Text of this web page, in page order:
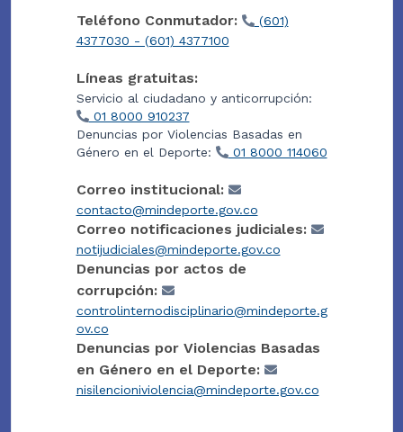
Teléfono Conmutador:
(601)
4377030 - (601) 4377100
Líneas gratuitas:
Servicio al ciudadano y anticorrupción:
01 8000 910237
Denuncias por Violencias Basadas en
Género en el Deporte:
01 8000 114060
Correo institucional:
contacto@mindeporte.gov.co
Correo notificaciones judiciales:
notijudiciales@mindeporte.gov.co
Denuncias por actos de
corrupción:
controlinternodisciplinario@mindeporte.g
ov.co
Denuncias por Violencias Basadas
en Género en el Deporte:
nisilencioniviolencia@mindeporte.gov.co